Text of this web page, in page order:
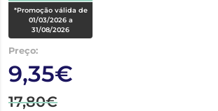
*Promoção válida de
01/03/2026 a
31/08/2026
Preço:
9,35€
17,80€